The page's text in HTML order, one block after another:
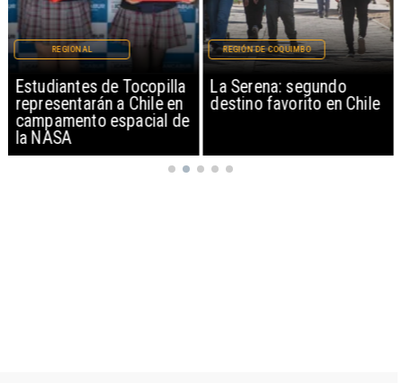
Estudiantes de Tocopilla
representarán a Chile en
campamento espacial de
la NASA
REGIONAL
La Serena: segundo
destino favorito en Chile
REGIÓN DE COQUIMBO